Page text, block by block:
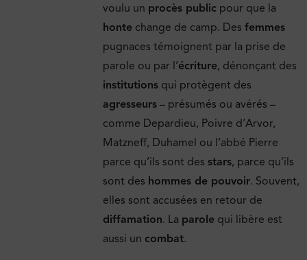
voulu un procès public pour que la
honte change de camp. Des femmes
pugnaces témoignent par la prise de
parole ou par l’écriture, dénonçant des
institutions qui protègent des
agresseurs – présumés ou avérés –
comme Depardieu, Poivre d’Arvor,
Matzneff, Duhamel ou l’abbé Pierre
parce qu’ils sont des stars, parce qu’ils
sont des hommes de pouvoir. Souvent,
elles sont accusées en retour de
diffamation. La parole qui libère est
aussi un combat.